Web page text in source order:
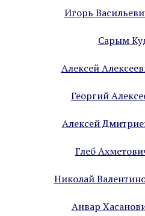
Игорь
Сарым
Алексей
Георгий
Алексей
Глеб
Николай
Анвар